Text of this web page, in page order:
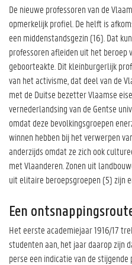
De nieuwe professoren van de
opmerkelijk profiel. De helft is
een middenstandsgezin (16). Dat
professoren afleiden uit het beroep
geboorteakte. Dit kleinburgerlijk
van het activisme, dat deel van de
met de Duitse bezetter Vlaamse
vernederlandsing van de Gentse
omdat deze bevolkingsgroepen
winnen hebben bij het verwerpen
anderzijds omdat ze zich ook
met Vlaanderen. Zonen uit
uit elitaire beroepsgroepen (5) zijn
Een
Het eerste academiejaar 1916/17
studenten aan, het jaar daarop zijn
perse een indicatie van de